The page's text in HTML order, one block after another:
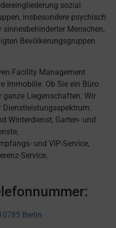
sozial
insbesondere psychisch
Menschen,
Bevölkerungsgruppen
Facility Management
Immobilie. Ob Sie ein Büro
ganze Liegenschaften. Wir
Dienstleistungsspektrum:
Winterdienst, Garten- und
und VIP-Service,
Service.
Berlin